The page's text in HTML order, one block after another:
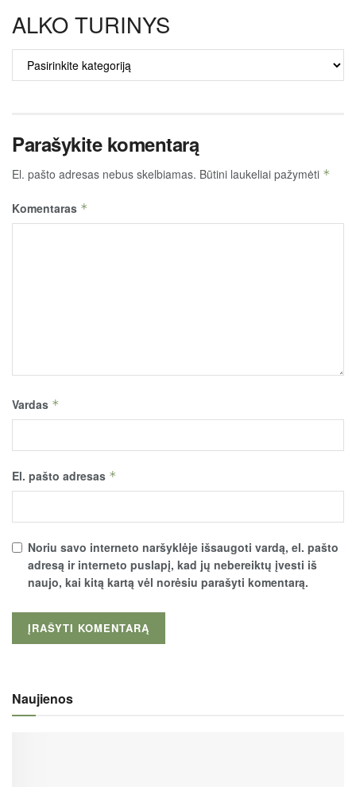
ALKO TURINYS
ALKO
TURINYS
Parašykite komentarą
El. pašto adresas nebus skelbiamas. Būtini laukeliai pažymėti *
Komentaras *
Vardas *
El. pašto adresas *
Noriu savo interneto naršyklėje išsaugoti vardą, el. pašto
adresą ir interneto puslapį, kad jų nebereiktų įvesti iš
naujo, kai kitą kartą vėl norėsiu parašyti komentarą.
Naujienos